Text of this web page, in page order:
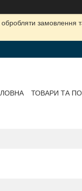
замовлення
ТОВАРИ ТА